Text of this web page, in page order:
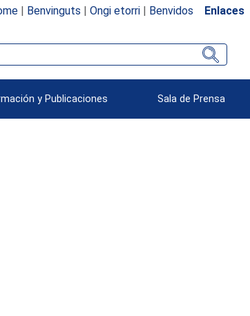
| Benvinguts | Ongi etorri| Benvidos Enlaces
y Publicaciones Sala de Prensa